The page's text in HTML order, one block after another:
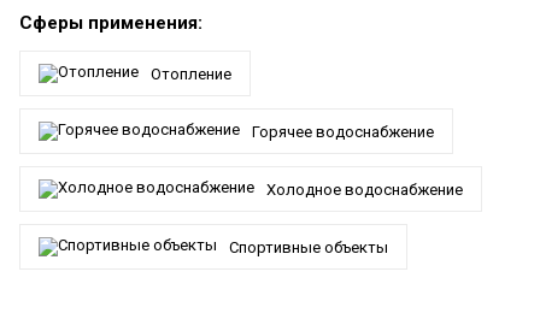
Сферы применения:
Отопление
Горячее водоснабжение
Холодное водоснабжение
Спортивные объекты